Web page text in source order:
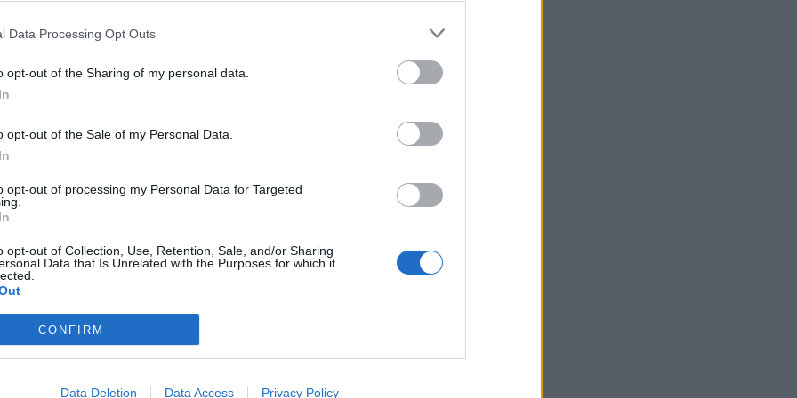
Data Processing Opt Outs
opt-out of the Sharing of my personal data.
opt-out of the Sale of my Personal Data.
opt-out of processing my Personal Data for Targeted
opt-out of Collection, Use, Retention, Sale, and/or Sharing
Data that Is Unrelated with the Purposes for which it
CONFIRM
Data Deletion Data Access Privacy Policy
atë të Ballkanit Perëndimor ku do të marrin pjesë
për vendet e Ballkanit Perëndimor dhe rruga
edhe presidentja e Komisionit Europian, Ursula